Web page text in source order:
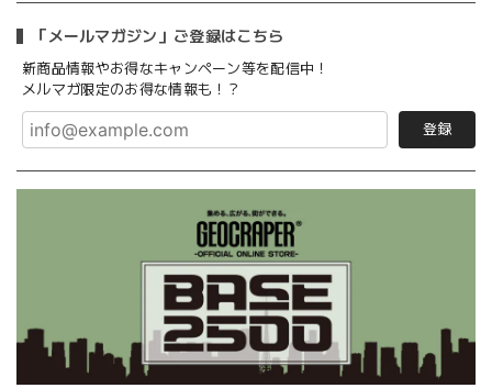
「メールマガジン」ご登録はこちら
新商品情報やお得なキャンペーン等を配信中！
メルマガ限定のお得な情報も！？
登録